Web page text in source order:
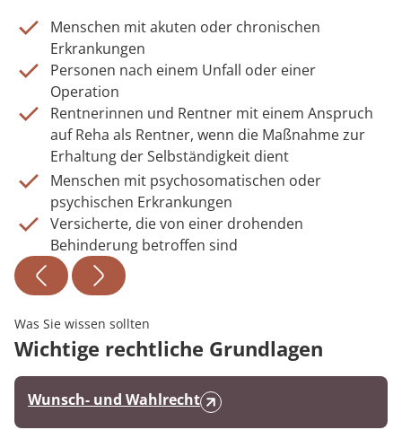
Menschen mit akuten oder chronischen
Erkrankungen
Personen nach einem Unfall oder einer
Operation
Rentnerinnen und Rentner mit einem Anspruch
auf Reha als Rentner, wenn die Maßnahme zur
Erhaltung der Selbständigkeit dient
Menschen mit psychosomatischen oder
psychischen Erkrankungen
Versicherte, die von einer drohenden
Behinderung betroffen sind
Was Sie wissen sollten
Wichtige rechtliche Grundlagen
Wunsch- und Wahlrecht